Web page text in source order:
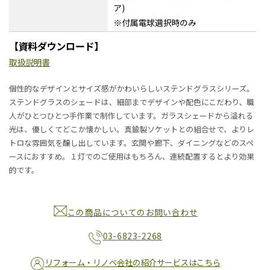
ア)
※付属電球選択時のみ
【資料ダウンロード】
取扱説明書
個性的なデザインとサイズ感がかわいらしいステンドグラスシリーズ。
ステンドグラスのシェードは、細部までデザインや配色にこだわり、職
人がひとつひとつ手作業で制作しています。ガラスシェードから溢れる
光は、優しくてどこか懐かしい。真鍮製ソケットとの組合せで、よりレ
トロな雰囲気を醸し出しています。玄関や廊下、ダイニングなどのスペ
ースにおすすめ。１灯でのご使用はもちろん、連続配置するとより効果
的です。
この商品についてのお問い合わせ
03-6823-2268
リフォーム・リノベ会社の紹介サービスはこちら